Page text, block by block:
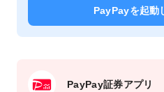
PayPayを起動
PayPay証券アプリ